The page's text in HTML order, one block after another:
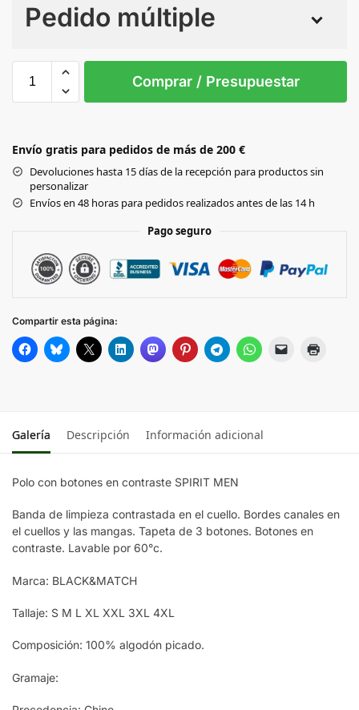
Pedido múltiple
NAVY / KELLY
NAVY/ROYAL
NAVY/WHITE
WHITE/RED
WHITE / SILVER
WHITE/ROYAL
WHITE / KELLY
Comprar / Presupuestar
Envío gratis para pedidos de más de 200 €
Devoluciones hasta 15 días de la recepción para productos sin
personalizar
Envíos en 48 horas para pedidos realizados antes de las 14 h
Pago seguro
Compartir esta página:
Galería Descripción Información adicional
Polo con botones en contraste SPIRIT MEN
Banda de limpieza contrastada en el cuello. Bordes canales en
el cuellos y las mangas. Tapeta de 3 botones. Botones en
contraste. Lavable por 60°c.
Marca: BLACK&MATCH
Tallaje: S M L XL XXL 3XL 4XL
Composición: 100% algodón picado.
Gramaje: